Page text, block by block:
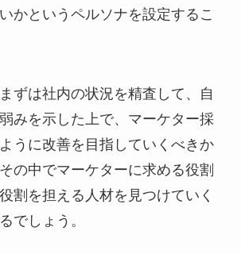
かというペルソナを設定するこ
ずは社内の状況を精査して、自
みを示した上で、マーケター採
うに改善を目指していくべきか
の中でマーケターに求める役割
割を担える人材を見つけていく
でしょう。